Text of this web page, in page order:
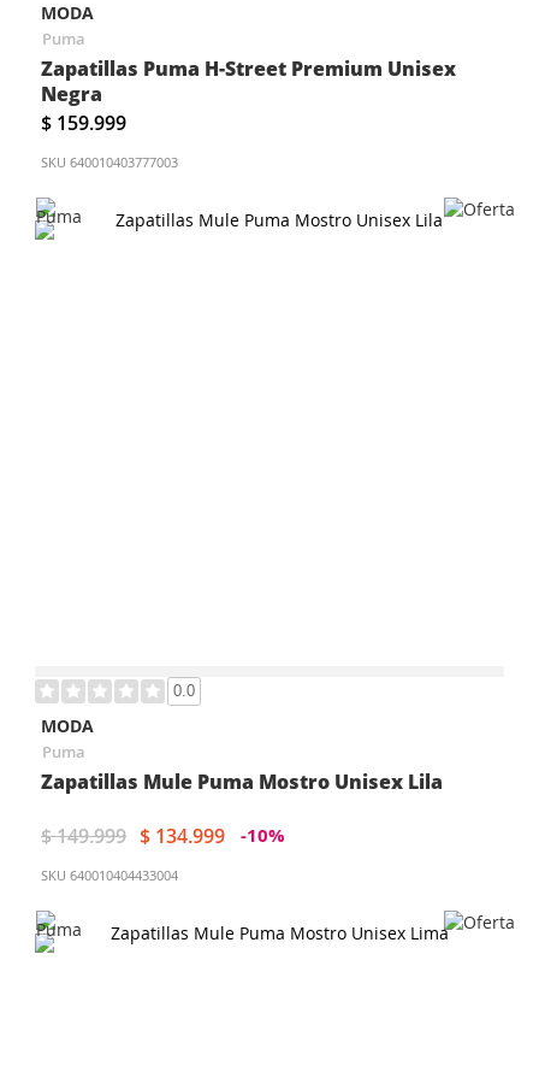
MODA
Puma
Zapatillas Puma H-Street Premium Unisex
Negra
$ 159.999
SKU 640010403777003
0.0
MODA
Puma
Zapatillas Mule Puma Mostro Unisex Lila
$ 149.999 $ 134.999 -10%
SKU 640010404433004